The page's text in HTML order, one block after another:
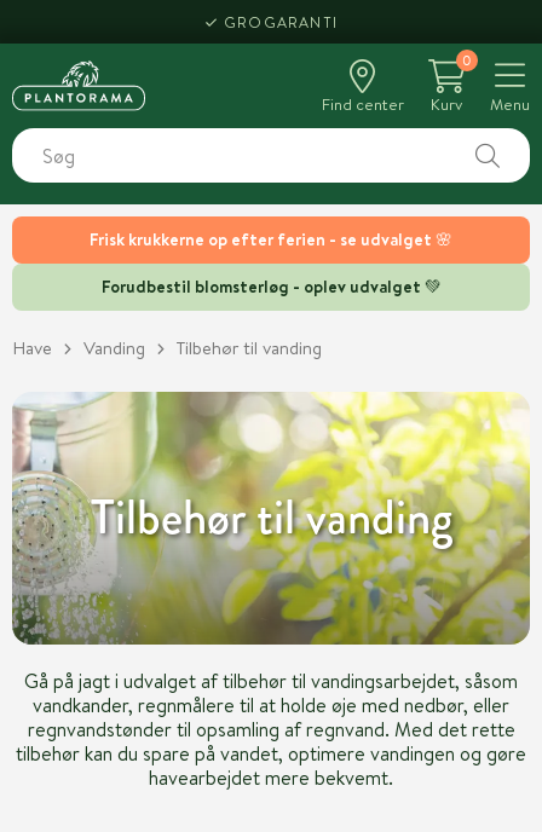
Frisk krukkerne op efter ferien - se udvalget 🌸
Forudbestil blomsterløg - oplev udvalget 💚
HENT SAMME DAG
Find center
0
Kurv
Menu
Have Vanding Tilbehør til vanding
Tilbehør til vanding
Gå på jagt i udvalget af tilbehør til vandingsarbejdet, såsom
vandkander, regnmålere til at holde øje med nedbør, eller
regnvandstønder til opsamling af regnvand. Med det rette
tilbehør kan du spare på vandet, optimere vandingen og gøre
havearbejdet mere bekvemt.